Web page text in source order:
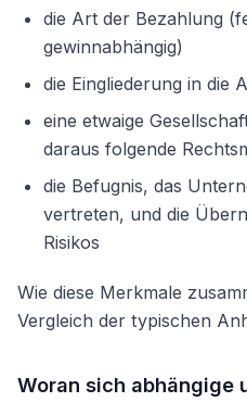
die Art der Bezahlung
gewinnabhängig)
die Eingliederung in die
eine etwaige
daraus folgende
die Befugnis, das
vertreten, und die
Risikos
Wie diese Merkmale
Vergleich der typischen
Woran sich abhängige